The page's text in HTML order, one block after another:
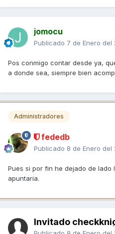
jomocu
Publicado 7 de Enero del
Pos conmigo contar desde ya,
a donde sea, siempre bien
Administradores
fededb
Publicado 8 de Enero del
Pues si por fin he dejado de lado
apuntaria.
Invitado